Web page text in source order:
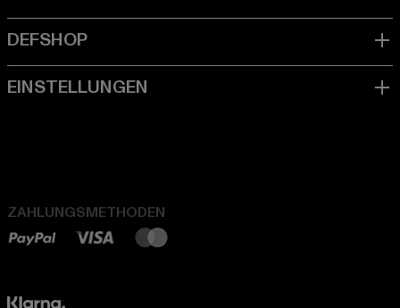
ZAHLUNGSMETHODEN